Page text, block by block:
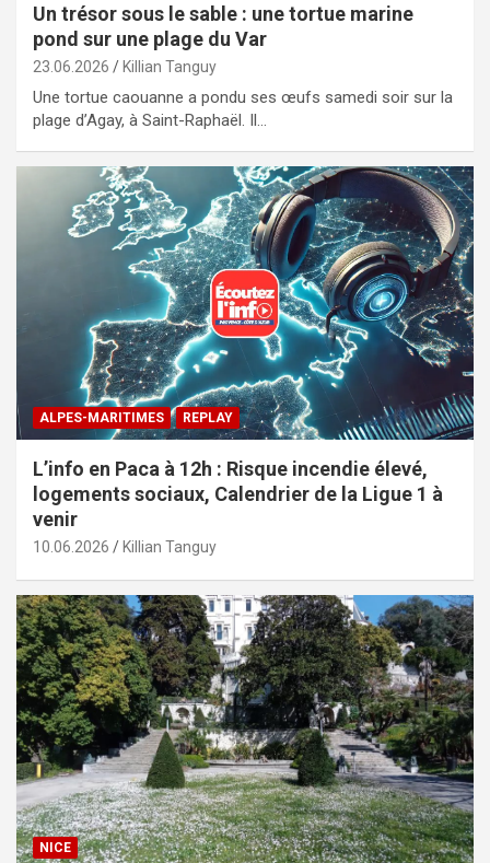
Un trésor sous le sable : une tortue marine
pond sur une plage du Var
23.06.2026 Killian Tanguy
Une tortue caouanne a pondu ses œufs samedi soir sur la
plage d’Agay, à Saint-Raphaël. Il…
ALPES-MARITIMES REPLAY
L’info en Paca à 12h : Risque incendie élevé,
logements sociaux, Calendrier de la Ligue 1 à
venir
10.06.2026 Killian Tanguy
NICE